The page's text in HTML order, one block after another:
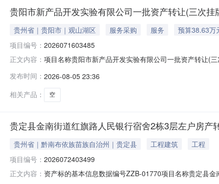
贵阳市新产品开发实验有限公司一批资产转让(三次
贵州省｜贵阳市｜观山湖区 服务采购 服务
预算38.63万
项目编号： 2026071603485
正文内容： 项目名称贵阳市新产品开发实验有限公司一批资产转让(
息项目名称：贵阳市新产品开发实验有限公司一批资产
发布时间： 2026-08-05 23:36
相关产品：
空
贵定县金南街道红旗路人民银行宿舍2栋3层左户房
贵州省｜黔南布依族苗族自治州｜贵定县 工程建筑
工程
项目编号： 2026072403499
正文内容： 资产标的基本信息数据编号ZZB-01770项目名称贵定县